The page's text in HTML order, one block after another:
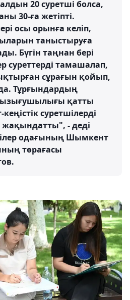
20 суретші болса,
30-ға жетіпті.
осы орынға келіп,
таныстыруға
Бүгін таңнан бері
суреттерді тамашалап,
сұрағын қойып,
Тұрғындардың
қатты
суретшілерді
жақындатты", - деді
одағының Шымкент
төрағасы